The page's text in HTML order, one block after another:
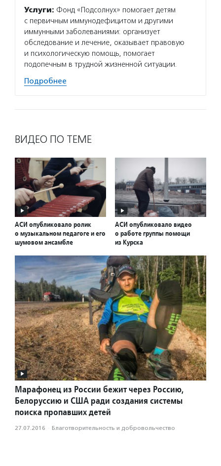
Услуги: Фонд «Подсолнух» помогает детям
с первичным иммунодефицитом и другими
иммунными заболеваниями: организует
обследование и лечение, оказывает правовую
и психологическую помощь, помогает
подопечным в трудной жизненной ситуации.
Подробнее
ВИДЕО ПО ТЕМЕ
АСИ опубликовало ролик
о музыкальном педагоге и его
шумовом ансамбле
АСИ опубликовало видео
о работе группы помощи
из Курска
Марафонец из России бежит через Россию,
Белоруссию и США ради создания системы
поиска пропавших детей
27.07.2016 · Благотвори­тель­ность и доброволь­чест­во